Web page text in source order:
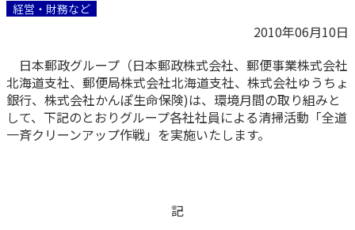
ご契約者さま
ご契約者さま
マイページログイン
保険をご検討中のお客さま
保険をご検討中のお客さま
法人のお客さま
経営・財務など
2010年06月10日
日本郵政グループ（日本郵政株式会社、郵便事業株式会社
北海道支社、郵便局株式会社北海道支社、株式会社ゆうちょ
銀行、株式会社かんぽ生命保険)は、環境月間の取り組みと
して、下記のとおりグループ各社社員による清掃活動「全道
一斉クリーンアップ作戦」を実施いたします。
記